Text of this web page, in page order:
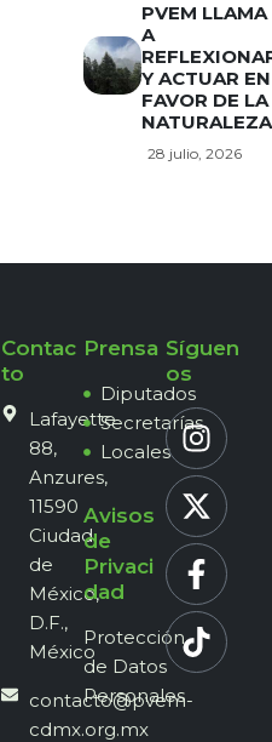
PVEM LLAMA
A
Y ACTUAR EN
FAVOR DE LA
NATURALEZA
28 julio, 2026
Contac
to
Lafayette
88,
Anzures,
11590
Ciudad
de
México,
D.F.,
México
contacto@pvem-
cdmx.org.mx
Prensa
Diputados
Secretarías
Locales
Avisos
de
Privaci
dad
Protección
de Datos
Personales
Síguen
os